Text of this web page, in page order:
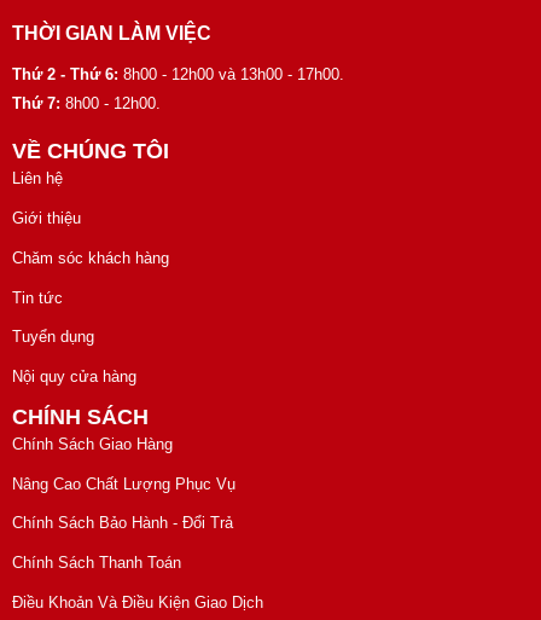
THỜI GIAN LÀM VIỆC
Thứ 2 - Thứ 6: 8h00 - 12h00 và 13h00 - 17h00.
Thứ 7: 8h00 - 12h00.
VỀ CHÚNG TÔI
Liên hệ
Giới thiệu
Chăm sóc khách hàng
Tin tức
Tuyển dụng
Nội quy cửa hàng
CHÍNH SÁCH
Chính Sách Giao Hàng
Nâng Cao Chất Lượng Phục Vụ
Chính Sách Bảo Hành - Đổi Trả
Chính Sách Thanh Toán
Điều Khoản Và Điều Kiện Giao Dịch